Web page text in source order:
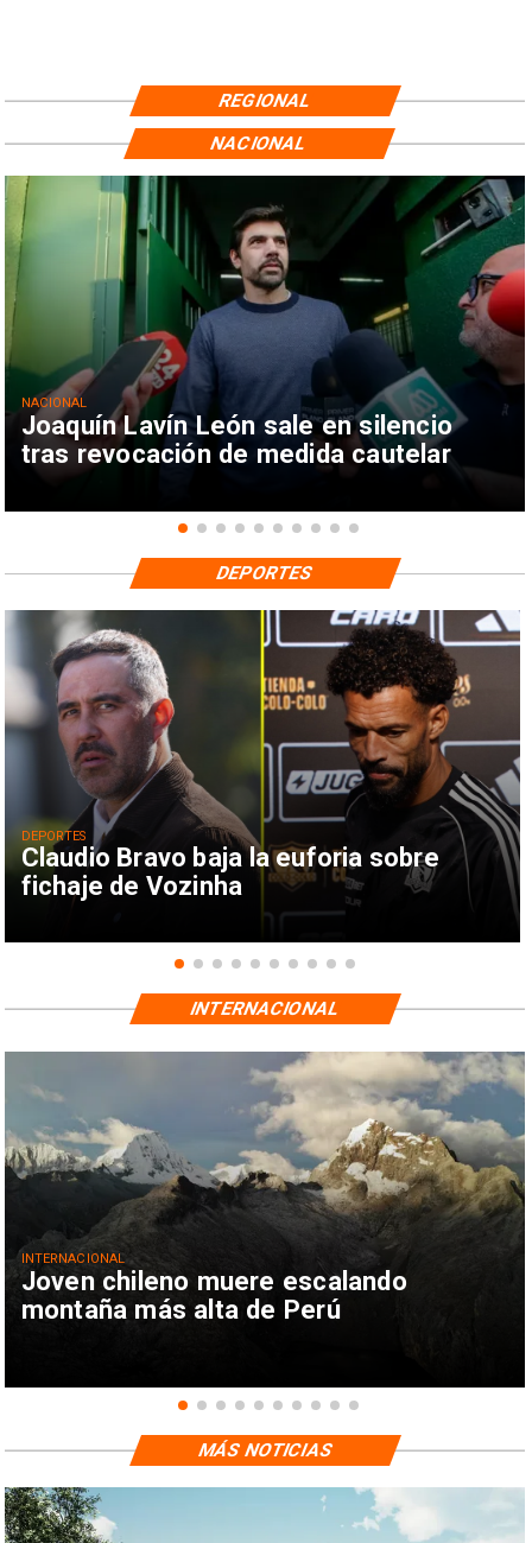
REGIONAL
Joaquín Lavín León sale en silencio
tras revocación de medida cautelar
NACIONAL
NACIONAL
Claudio Bravo baja la euforia sobre
fichaje de Vozinha
DEPORTES
DEPORTES
Joven chileno muere escalando
montaña más alta de Perú
INTERNACIONAL
INTERNACIONAL
MÁS NOTICIAS